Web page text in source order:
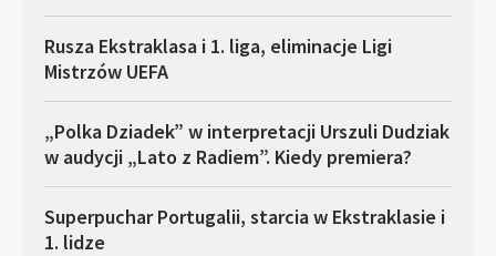
Rusza Ekstraklasa i 1. liga, eliminacje Ligi
Mistrzów UEFA
„Polka Dziadek” w interpretacji Urszuli Dudziak
w audycji „Lato z Radiem”. Kiedy premiera?
Superpuchar Portugalii, starcia w Ekstraklasie i
1. lidze